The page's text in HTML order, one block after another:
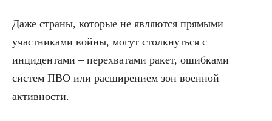
Даже страны, которые не являются прямыми
участниками войны, могут столкнуться с
инцидентами – перехватами ракет, ошибками
систем ПВО или расширением зон военной
активности.